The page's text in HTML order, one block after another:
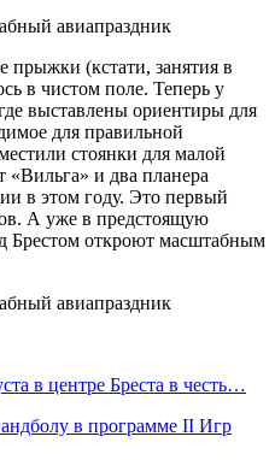
(кстати, занятия в
в чистом поле. Теперь у
выставлены ориентиры для
для правильной
стоянки для малой
«Вильга» и два планера
в этом году. Это первый
А уже в предстоящую
Брестом откроют масштабным
в центре Бреста в честь…
в программе II Игр